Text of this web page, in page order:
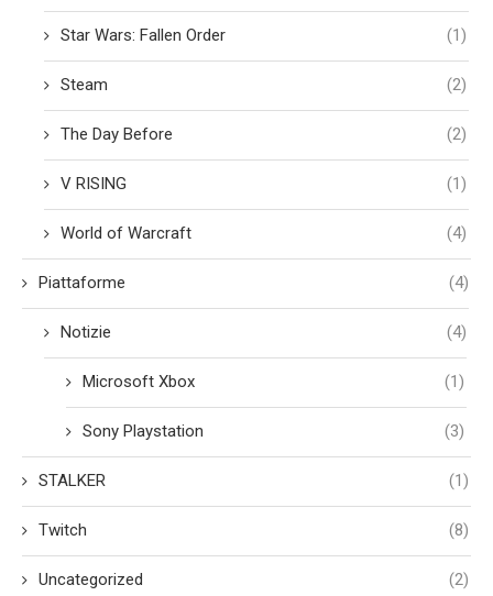
Star Wars: Fallen Order (1)
Steam (2)
The Day Before (2)
V RISING (1)
World of Warcraft (4)
Piattaforme (4)
Notizie (4)
Microsoft Xbox (1)
Sony Playstation (3)
STALKER (1)
Twitch (8)
Uncategorized (2)